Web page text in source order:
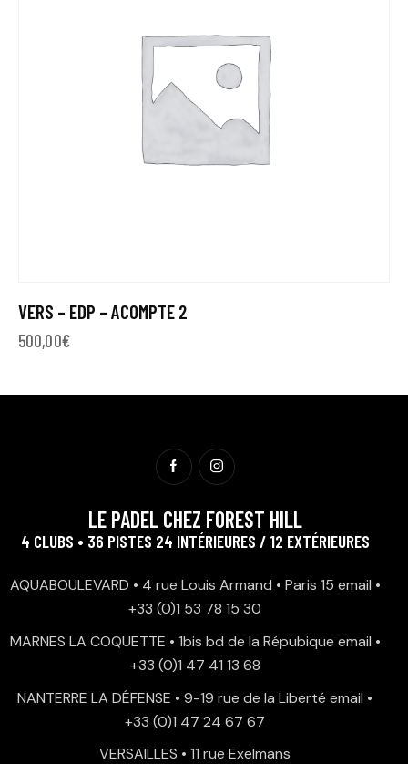
VERS – EDP – ACOMPTE 2
500,00€
LE PADEL CHEZ FOREST HILL
4 CLUBS • 36 PISTES 24 INTÉRIEURES / 12 EXTÉRIEURES
AQUABOULEVARD • 4 rue Louis Armand • Paris 15 email •
+33 (0)1 53 78 15 30
MARNES LA COQUETTE • 1bis bd de la Répubique email •
+33 (0)1 47 41 13 68
NANTERRE LA DÉFENSE • 9-19 rue de la Liberté email •
+33 (0)1 47 24 67 67
VERSAILLES • 11 rue Exelmans